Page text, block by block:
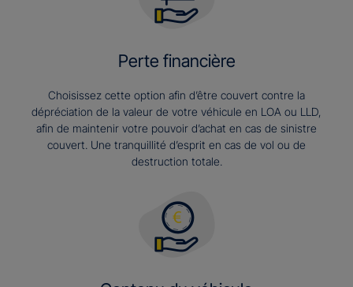
Perte financière
Choisissez cette option afin d’être couvert contre la
dépréciation de la valeur de votre véhicule en LOA ou LLD,
afin de maintenir votre pouvoir d’achat en cas de sinistre
couvert. Une tranquillité d’esprit en cas de vol ou de
destruction totale.